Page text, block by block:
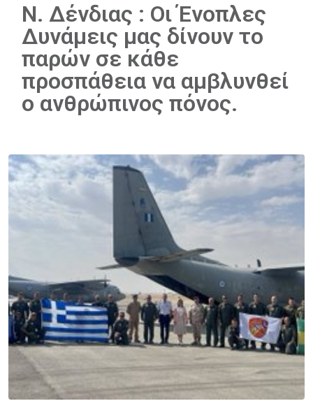
Ν. Δένδιας : Οι Ένοπλες
Δυνάμεις μας δίνουν το
παρών σε κάθε
προσπάθεια να αμβλυνθεί
ο ανθρώπινος πόνος.